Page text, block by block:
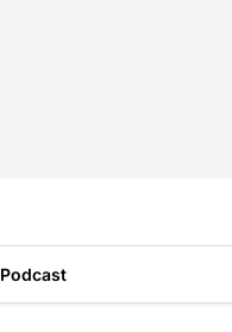
Podcast